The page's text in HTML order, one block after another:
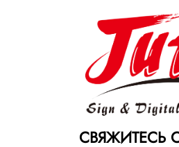
СВЯЖИТЕСЬ